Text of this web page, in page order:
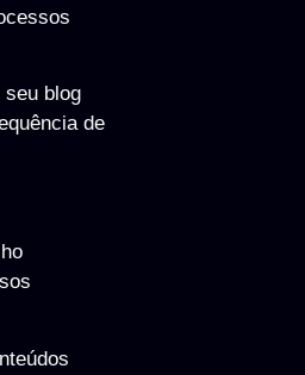
seu blog
de